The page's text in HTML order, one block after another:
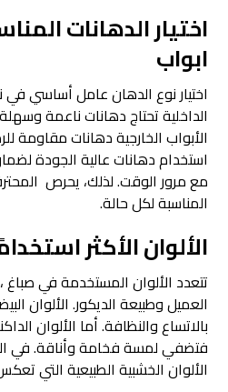
اختيار الدهانات
ابواب
اختيار نوع الدهان عامل أساسي في
الداخلية تحتاج دهانات ناعمة
الأبواب الخارجية دهانات مقاومة
استخدام دهانات عالية الجودة
مع مرور الوقت. لذلك، يحرص
المناسبة لكل حالة.
الألوان الأكثر
تتعدد الألوان المستخدمة في صباغ
العميل وطبيعة الديكور. الألوان
بالاتساع والنظافة. أما الألوان
فتضفي لمسة فخامة وأناقة. في
الألوان الخشبية الطبيعية التي